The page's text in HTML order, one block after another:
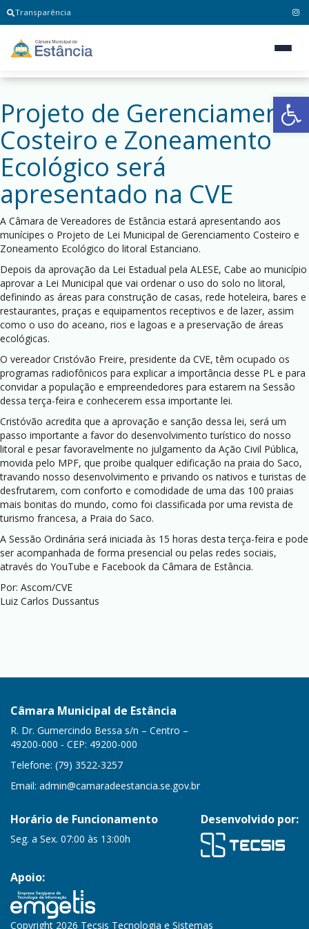
Transparência
Projeto de Gerenciamento
Costeiro e Zoneamento
Ecológico será
apresentado na CVE
A Câmara de Vereadores de Estância estará apresentando aos
munícipes o Projeto de Lei Municipal de Gerenciamento Costeiro e
Zoneamento Ecológico do litoral Estanciano.
Depois da aprovação da Lei Estadual pela ALESE, Cabe ao município
aprovar a Lei Municipal que vai ordenar o uso do solo no litoral,
definindo as áreas para construção de casas, rede hoteleira, bares e
restaurantes, praças e equipamentos receptivos e de lazer, assim
como o uso do aceano, rios e lagoas e a preservação de áreas
ecológicas.
O vereador Cristóvão Freire, presidente da CVE, têm ocupado os
programas radiofônicos para explicar a importância desse PL e para
convidar a população e empreendedores para estarem na Sessão
dessa terça-feira e conhecerem essa importante lei.
Cristóvão acredita que a aprovação e sanção dessa lei, será um
passo importante a favor do desenvolvimento turístico do nosso
litoral e pesar favoravelmente no julgamento da Ação Civil Pública,
movida pelo MPF, que proibe qualquer edificação na praia do Saco,
travando nosso desenvolvimento e privando os nativos e turistas de
desfrutarem, com conforto e comodidade de uma das 100 praias
mais bonitas do mundo, como foi classificada por uma revista de
turismo francesa, a Praia do Saco.
A Sessão Ordinária será iniciada às 15 horas desta terça-feira e pode
ser acompanhada de forma presencial ou pelas redes sociais,
através do YouTube e Facebook da Câmara de Estância.
Por: Ascom/CVE
Luiz Carlos Dussantus
Câmara Municipal de Estância
R. Dr. Gumercindo Bessa s/n – Centro –
49200-000 - CEP: 49200-000
Telefone: (79) 3522-3257
Email: admin@camaradeestancia.se.gov.br
Horário de Funcionamento
Seg. a Sex. 07:00 às 13:00h
Desenvolvido por:
Apoio:
Copyright 2026 Tecsis Tecnologia e Sistemas